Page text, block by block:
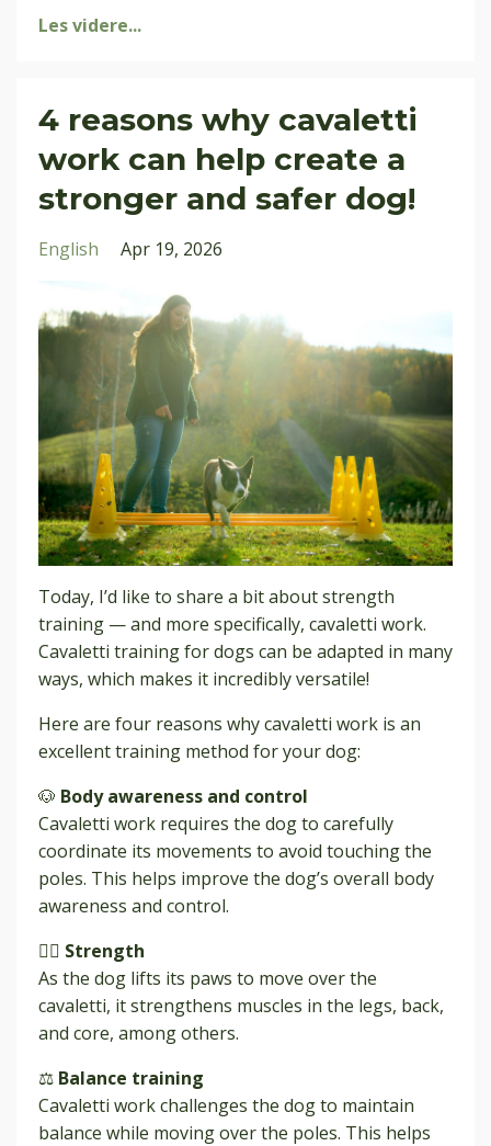
Les videre...
4 reasons why cavaletti
work can help create a
stronger and safer dog!
English Apr 19, 2026
Today, I’d like to share a bit about strength
training — and more specifically, cavaletti work.
Cavaletti training for dogs can be adapted in many
ways, which makes it incredibly versatile!
Here are four reasons why cavaletti work is an
excellent training method for your dog:
🐶 Body awareness and control
Cavaletti work requires the dog to carefully
coordinate its movements to avoid touching the
poles. This helps improve the dog’s overall body
awareness and control.
🏋️‍♂️ Strength
As the dog lifts its paws to move over the
cavaletti, it strengthens muscles in the legs, back,
and core, among others.
⚖️ Balance training
Cavaletti work challenges the dog to maintain
balance while moving over the poles. This helps